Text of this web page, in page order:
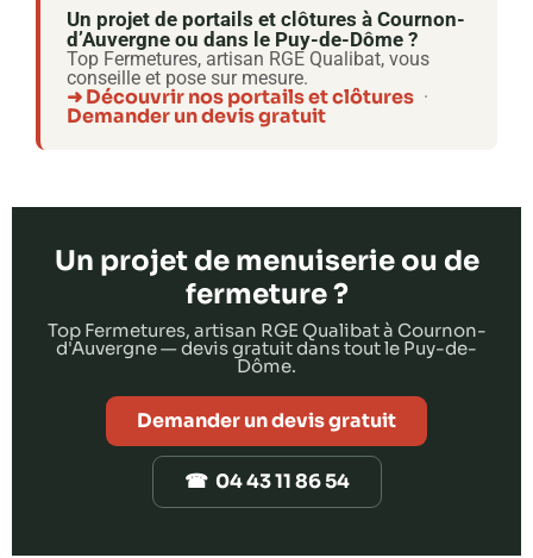
Un projet de portails et clôtures à Cournon-
d’Auvergne ou dans le Puy-de-Dôme ?
Top Fermetures, artisan RGE Qualibat, vous
conseille et pose sur mesure.
➜ Découvrir nos portails et clôtures ·
Demander un devis gratuit
Un projet de menuiserie ou de
fermeture ?
Top Fermetures, artisan RGE Qualibat à Cournon-
d'Auvergne — devis gratuit dans tout le Puy-de-
Dôme.
Demander un devis gratuit
☎ 04 43 11 86 54